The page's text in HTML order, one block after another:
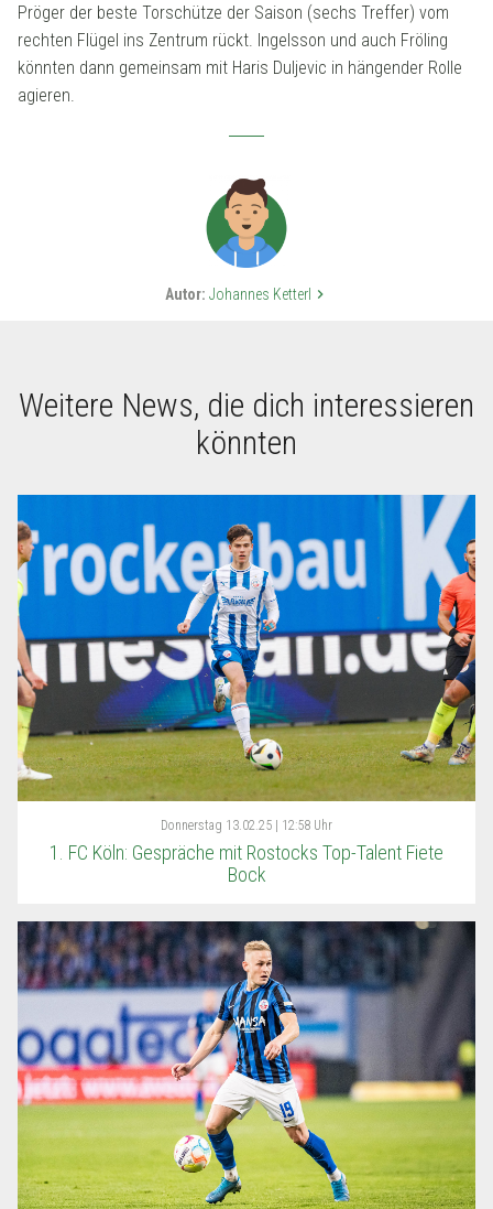
Pröger der beste Torschütze der Saison (sechs Treffer) vom
rechten Flügel ins Zentrum rückt. Ingelsson und auch Fröling
könnten dann gemeinsam mit Haris Duljevic in hängender Rolle
agieren.
Autor: Johannes Ketterl keyboard_arrow_right
Weitere News, die dich interessieren
könnten
Donnerstag 13.02.25 | 12:58 Uhr
1. FC Köln: Gespräche mit Rostocks Top-Talent Fiete
Bock